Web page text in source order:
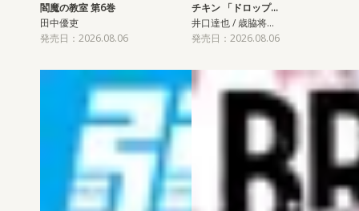
閻魔の教室 第6巻
田中優吏
発売日：2026.08.06
チキン 「ドロップ…
井口達也 / 歳脇将…
発売日：2026.08.06